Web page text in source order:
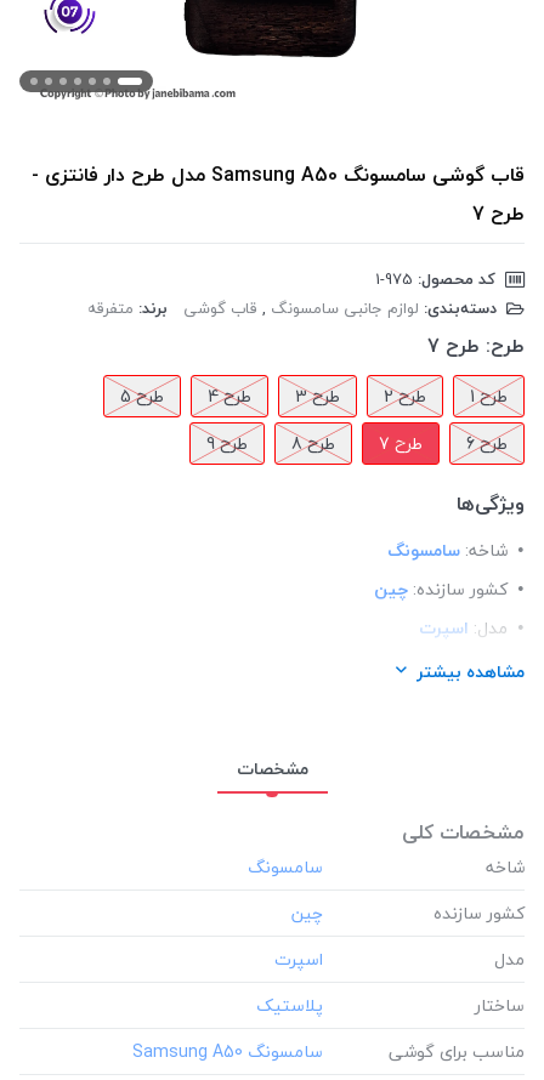
قاب گوشی سامسونگ Samsung A50 مدل طرح دار فانتزی -
طرح 7
کد محصول:
دسته‌بندی: لوازم جانبی سامسونگ , قاب گوشی برند: متفرقه
طرح: طرح 7
طرح 1 طرح 2 طرح 3 طرح 4
طرح 5
طرح 6
طرح 7 طرح 8 طرح 9
ویژگی‌ها
شاخه: سامسونگ
کشور سازنده: چین
مدل: اسپرت
ساختار: پلاستیک
مشاهده بیشتر
مشخصات
مشخصات کلی
شاخه
کشور سازنده
مدل
ساختار
مناسب برای گوشی